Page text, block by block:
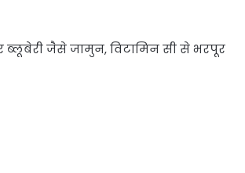
ब्लूबेरी जैसे जामुन, विटामिन सी से भरपूर